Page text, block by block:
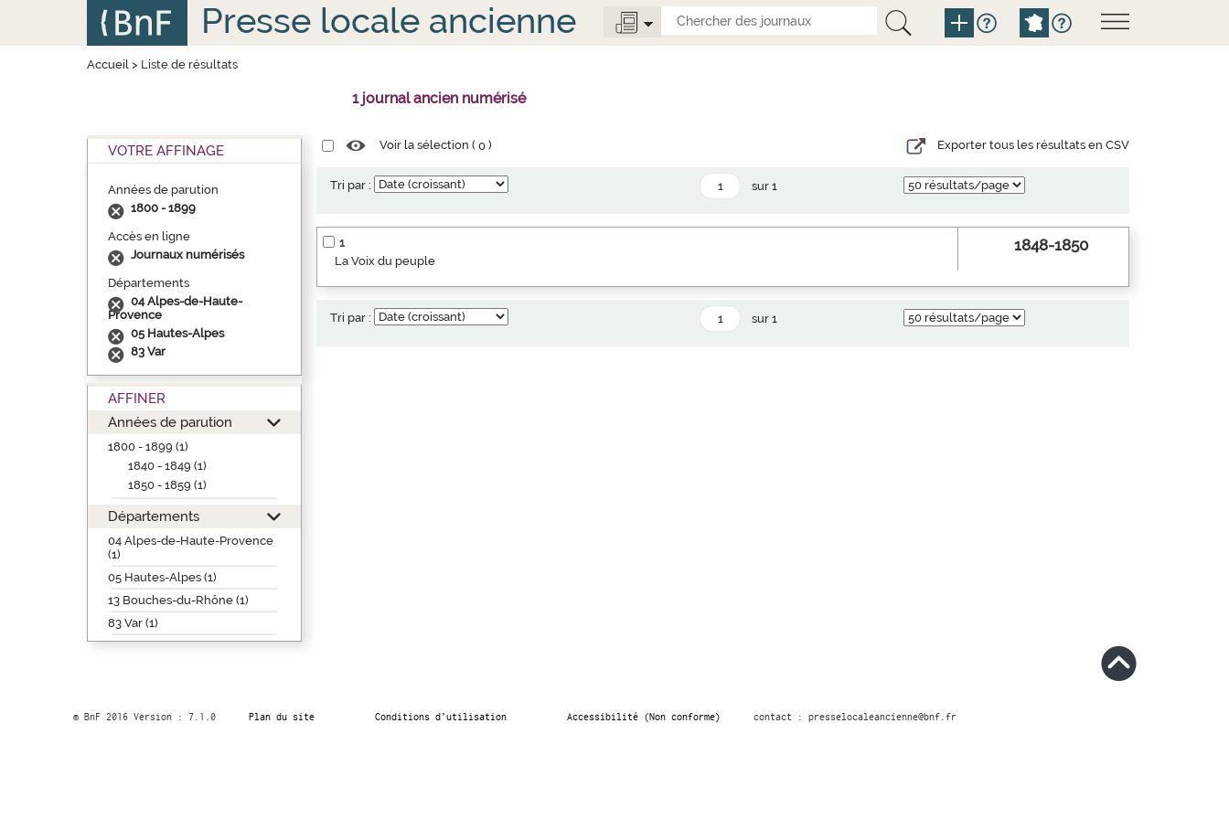
Presse locale ancienne
Accueil> Liste de résultats
1 journal ancien numérisé
VOTRE AFFINAGE
Années de parution
1800 - 1899
Accès en ligne
Journaux numérisés
Départements
04 Alpes-de-Haute-
Provence
05 Hautes-Alpes
83 Var
AFFINER
Années de parution
1800 - 1899 (1)
1840 - 1849 (1)
1850 - 1859 (1)
Départements
04 Alpes-de-Haute-Provence
(1)
05 Hautes-Alpes (1)
13 Bouches-du-Rhône (1)
83 Var (1)
Voir la sélection (0 ) Exporter tous les résultats en CSV
Tri par : sur 1
1
La Voix du peuple
1848-1850
Tri par : sur 1
© BnF 2016 Version : 7.1.0 Plan du site Conditions d’utilisation Accessibilité (Non conforme) contact : presselocaleancienne@bnf.fr
Panneau de gestion des cookies